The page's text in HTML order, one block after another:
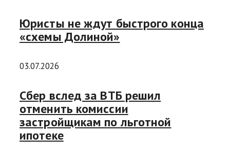
Юристы не ждут быстрого конца
«схемы Долиной»
03.07.2026
Сбер вслед за ВТБ решил
отменить комиссии
застройщикам по льготной
ипотеке